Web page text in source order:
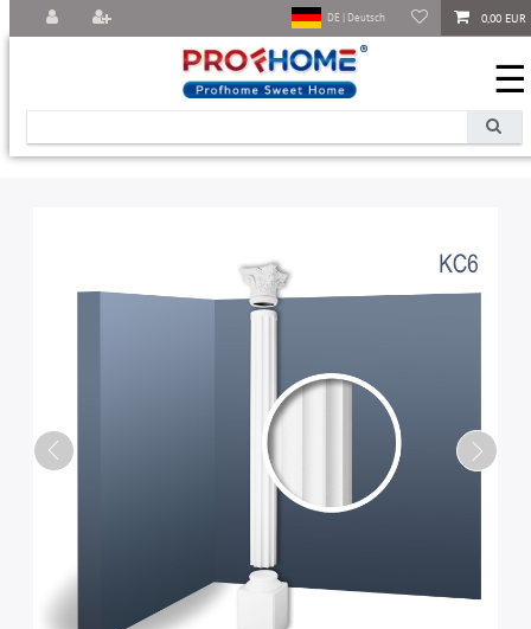
0,00 EUR
DE | Deutsch
☰